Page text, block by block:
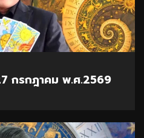
กรกฎาคม พ.ศ.2569